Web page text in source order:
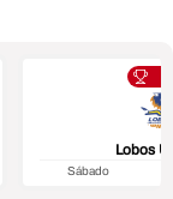
Lobos
Sábado